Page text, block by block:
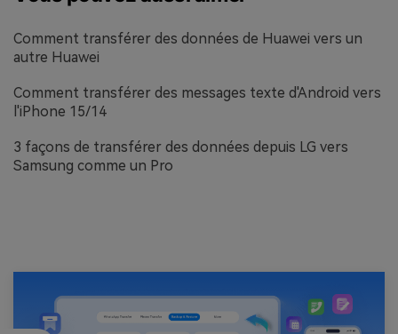
Comment transférer des données de Huawei vers un
autre Huawei
Comment transférer des messages texte d'Android vers
l'iPhone 15/14
3 façons de transférer des données depuis LG vers
Samsung comme un Pro